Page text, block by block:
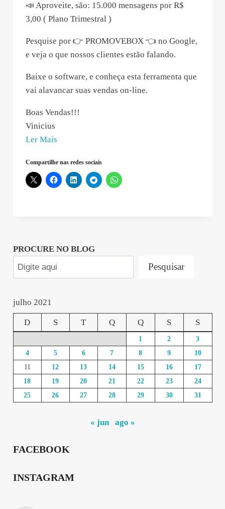
📣 Aproveite, são: 15.000 mensagens por R$
3,00 ( Plano Trimestral )
Pesquise por 👉 PROMOVEBOX 👈 no Google,
e veja o que nossos clientes estão falando.
Baixe o software, e conheça esta ferramenta que
vai alavancar suas vendas on-line.
Boas Vendas!!!
Vinicius
Ler Mais
–
2021-
Compartilhe nas redes sociais
PROCURE NO BLOG
Pesquisar
julho 2021
D S T Q Q S S
1 2
3
4
5 6 7 8 9
10
11
12 13 14 15 16
17
18
19 20 21 22 23
24
25
26 27 28 29 30 31
« jun ago »
FACEBOOK
INSTAGRAM